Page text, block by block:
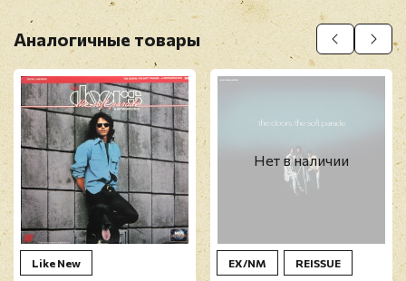
Аналогичные товары
Like New
Нет в наличии
EX/NM
REISSUE